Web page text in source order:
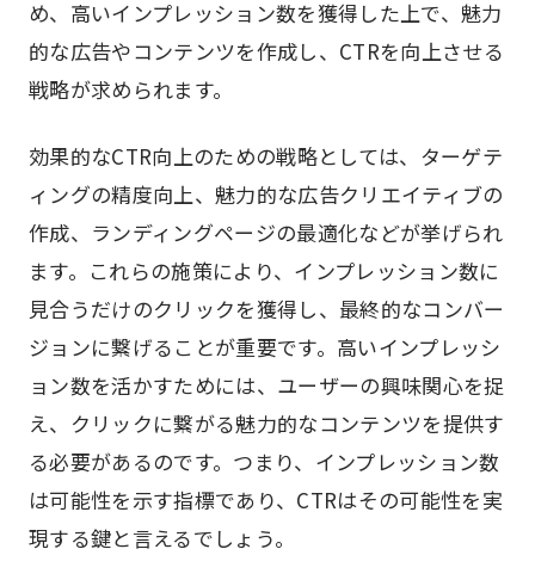
め、高いインプレッション数を獲得した上で、魅力
的な広告やコンテンツを作成し、CTRを向上させる
戦略が求められます。
効果的なCTR向上のための戦略としては、ターゲテ
ィングの精度向上、魅力的な広告クリエイティブの
作成、ランディングページの最適化などが挙げられ
ます。これらの施策により、インプレッション数に
見合うだけのクリックを獲得し、最終的なコンバー
ジョンに繋げることが重要です。高いインプレッシ
ョン数を活かすためには、ユーザーの興味関心を捉
え、クリックに繋がる魅力的なコンテンツを提供す
る必要があるのです。つまり、インプレッション数
は可能性を示す指標であり、CTRはその可能性を実
現する鍵と言えるでしょう。